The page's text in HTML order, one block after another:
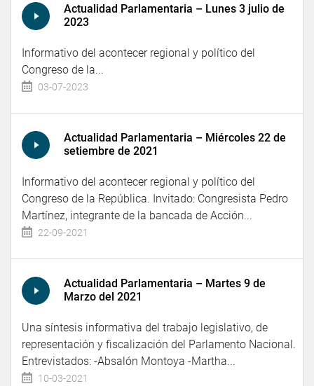
Actualidad Parlamentaria – Lunes 3 julio de
2023
Informativo del acontecer regional y político del
Congreso de la...
03-07-2023
Actualidad Parlamentaria – Miércoles 22 de
setiembre de 2021
Informativo del acontecer regional y político del
Congreso de la República. Invitado: Congresista Pedro
Martínez, integrante de la bancada de Acción...
22-09-2021
Actualidad Parlamentaria – Martes 9 de
Marzo del 2021
Una síntesis informativa del trabajo legislativo, de
representación y fiscalización del Parlamento Nacional.
Entrevistados: -Absalón Montoya -Martha...
10-03-2021